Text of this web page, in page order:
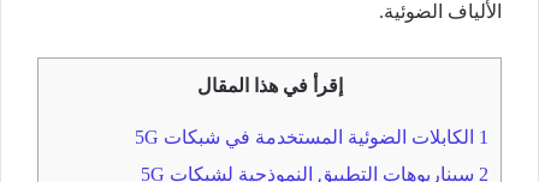
الألياف الضوئية.
إقرأ في هذا المقال
1 الكابلات الضوئية المستخدمة في شبكات 5G
2 سيناريوهات التطبيق النموذجية لشبكات 5G